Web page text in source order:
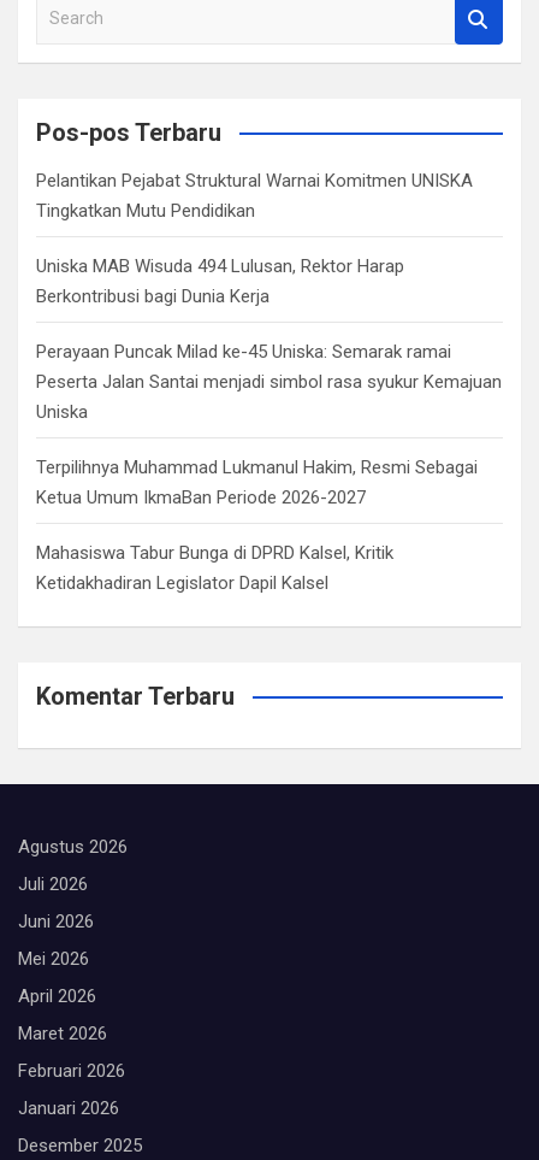
a
c
Pos-pos Terbaru
Pelantikan Pejabat Struktural Warnai Komitmen UNISKA
Tingkatkan Mutu Pendidikan
Uniska MAB Wisuda 494 Lulusan, Rektor Harap
Berkontribusi bagi Dunia Kerja
Perayaan Puncak Milad ke-45 Uniska: Semarak ramai
Peserta Jalan Santai menjadi simbol rasa syukur Kemajuan
Uniska
Terpilihnya Muhammad Lukmanul Hakim, Resmi Sebagai
Ketua Umum IkmaBan Periode 2026-2027
Mahasiswa Tabur Bunga di DPRD Kalsel, Kritik
Ketidakhadiran Legislator Dapil Kalsel
Komentar Terbaru
Agustus 2026
Juli 2026
Juni 2026
Mei 2026
April 2026
Maret 2026
Februari 2026
Januari 2026
Desember 2025